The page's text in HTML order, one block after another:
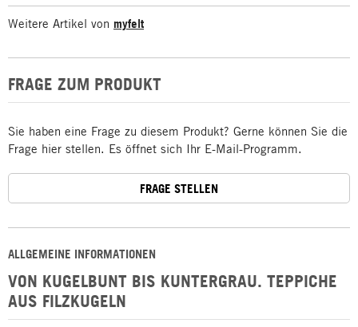
ALLGEMEINE INFORMATIONEN
VON KUGELBUNT BIS KUNTERGRAU. TEPPICHE
AUS FILZKUGELN
Weitere Artikel von myfelt
FRAGE ZUM PRODUKT
Sie haben eine Frage zu diesem Produkt? Gerne können Sie die
Frage hier stellen. Es öffnet sich Ihr E-Mail-Programm.
FRAGE STELLEN